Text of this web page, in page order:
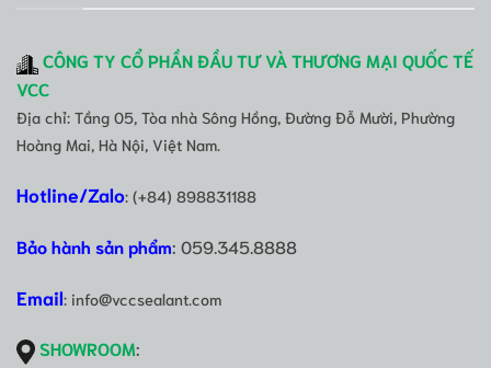
CÔNG TY CỔ PHẦN ĐẦU TƯ VÀ THƯƠNG MẠI QUỐC TẾ
VCC
Địa chỉ: Tầng 05, Tòa nhà Sông Hồng, Đường Đỗ Mười, Phường
Hoàng Mai, Hà Nội, Việt Nam.
Hotline/Zalo: (+84) 898831188
Bảo hành sản phẩm: 059.345.8888
Email: info@vccsealant.com
SHOWROOM: